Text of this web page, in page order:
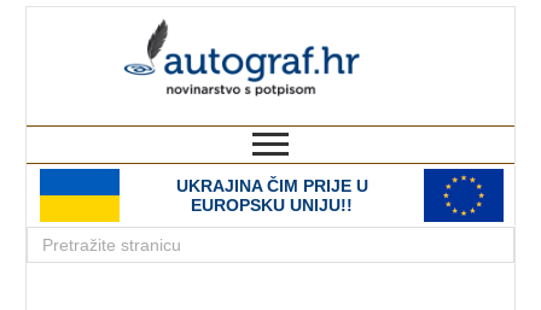
UKRAJINA ČIM PRIJE U
EUROPSKU UNIJU!!